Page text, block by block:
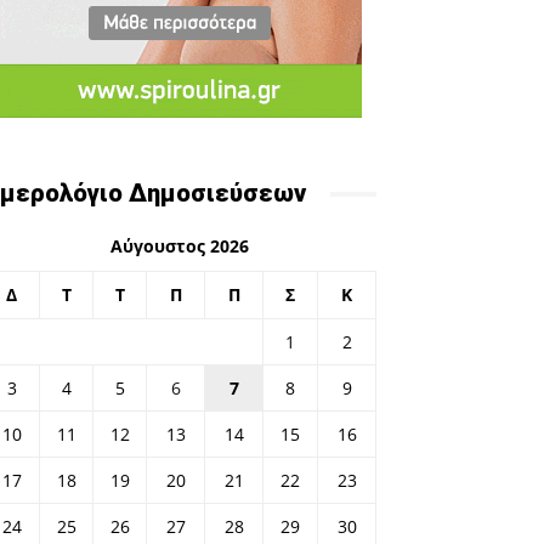
Δημοσιεύσεων
Αύγουστος 2026
Δ Τ Τ Π Π Σ Κ
1
2
3
4 5 6 7 8
9
10
11 12 13 14 15
16
17
18 19 20 21 22
23
24
25 26 27 28 29 30